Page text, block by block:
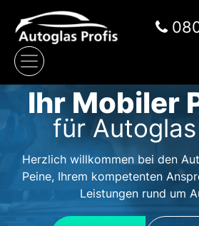
Zum Inhalt springen
Hauptnavigation
Ihr Mobiler
für
Herzlich willkommen bei den
Peine, Ihrem kompetenten
Leistungen rund um